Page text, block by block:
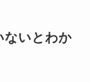
ないとわか